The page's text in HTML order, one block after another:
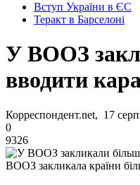
Вступ України в ЄС
Теракт в Барселоні
У ВООЗ
вводити
Корреспондент.net, 17
0
9326
ВООЗ закликала країни